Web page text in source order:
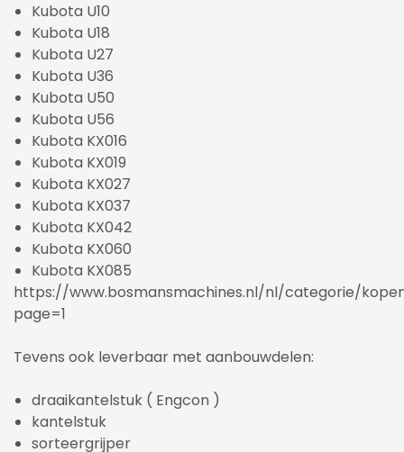
Kubota U10
Kubota U18
Kubota U27
Kubota U36
Kubota U50
Kubota U56
Kubota KX016
Kubota KX019
Kubota KX027
Kubota KX037
Kubota KX042
Kubota KX060
Kubota KX085
https://www.bosmansmachines.nl/nl/categorie/
page=1
Tevens ook leverbaar met aanbouwdelen:
draaikantelstuk ( Engcon )
kantelstuk
sorteergrijper